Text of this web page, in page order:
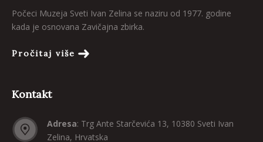
Počeci Muzeja Sveti Ivan Zelina se naziru od 1977. godine
kada je osnovana Zavičajna zbirka.
Pročitaj više
Kontakt
Adresa: Trg Ante Starčevića 13, 10380 Sveti Ivan
Zelina, Hrvatska